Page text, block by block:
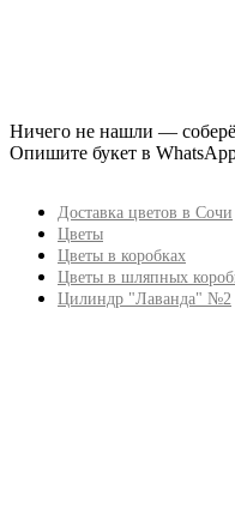
Ничего не нашли —
Опишите букет в
Доставка цветов в Сочи
Цветы
Цветы в коробках
Цветы в шляпных
Цилиндр "Лаванда" №2